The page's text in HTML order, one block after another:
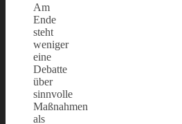
Am
Ende
steht
weniger
eine
Debatte
über
sinnvolle
Maßnahmen
als